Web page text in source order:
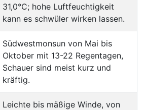
31,0°C; hohe Luftfeuchtigkeit
kann es schwüler wirken lassen.
Südwestmonsun von Mai bis
Oktober mit 13-22 Regentagen,
Schauer sind meist kurz und
kräftig.
Leichte bis mäßige Winde, von